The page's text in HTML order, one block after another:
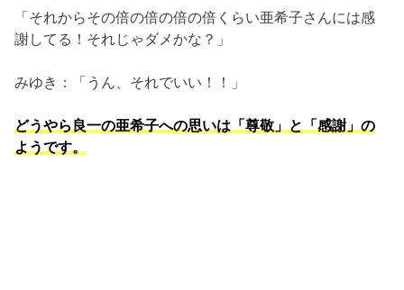
「それからその倍の倍の倍の倍くらい亜希子さんには感
謝してる！それじゃダメかな？」
みゆき：「うん、それでいい！！」
どうやら良一の亜希子への思いは「尊敬」と「感謝」の
ようです。